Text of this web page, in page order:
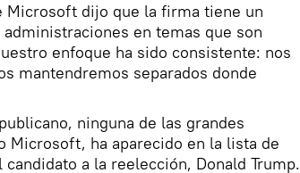
Microsoft dijo que la firma tiene un
en temas que son
enfoque ha sido consistente: nos
mantendremos separados donde
ninguna de las grandes
Microsoft, ha aparecido en la lista de
a la reelección, Donald Trump.